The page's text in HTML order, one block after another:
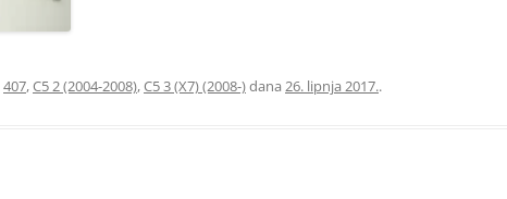
407,C5 2 (2004-2008),C5 3 (X7) (2008-)dana 26. lipnja 2017..